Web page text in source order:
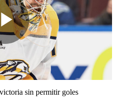
Play
Video
sin permitir goles